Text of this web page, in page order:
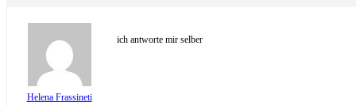
Helena Frassineti
ich antworte mir selber